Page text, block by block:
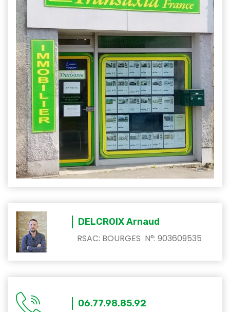
DELCROIX Arnaud
RSAC: BOURGES N°: 903609535
06.77.98.85.92